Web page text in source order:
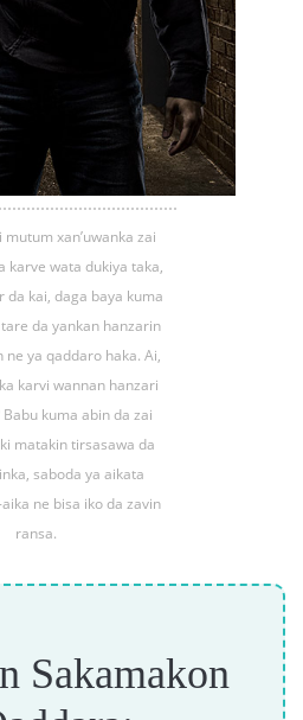
mutum xan’uwanka zai
karve wata dukiya taka,
da kai, daga baya kuma
da yankan hanzarin
ne ya qaddaro haka. Ai,
karvi wannan hanzari
Babu kuma abin da zai
matakin tirsasawa da
saboda ya aikata
ne bisa iko da zavin
ransa.
Sakamakon